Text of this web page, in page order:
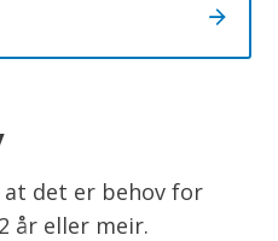
u
det er behov for
år eller meir.